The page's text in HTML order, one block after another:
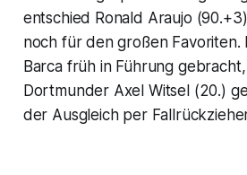
entschied Ronald Araujo
noch für den großen Favoriten.
Barca früh in Führung
Dortmunder Axel Witsel (20.)
der Ausgleich per